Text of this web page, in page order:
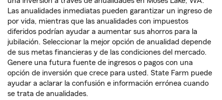
Las anualidades inmediatas pueden garantizar un ingreso de
por vida, mientras que las anualidades con impuestos
diferidos podrían ayudar a aumentar sus ahorros para la
jubilación. Seleccionar la mejor opción de anualidad depende
de sus metas financieras y de las condiciones del mercado.
Genere una futura fuente de ingresos o pagos con una
opción de inversión que crece para usted. State Farm puede
ayudar a aclarar la confusión e información errónea cuando
se trata de anualidades.